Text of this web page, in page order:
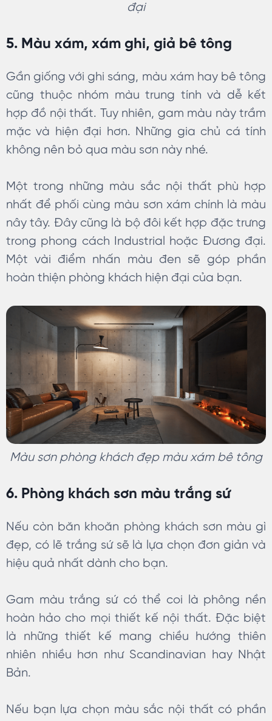
đại
5. Màu xám, xám ghi, giả bê tông
Gần giống với ghi sáng, màu xám hay bê tông
cũng thuộc nhóm màu trung tính và dễ kết
hợp đồ nội thất. Tuy nhiên, gam màu này trầm
mặc và hiện đại hơn. Những gia chủ cá tính
không nên bỏ qua màu sơn này nhé.
Một trong những màu sắc nội thất phù hợp
nhất để phối cùng màu sơn xám chính là màu
nây tây. Đây cũng là bộ đôi kết hợp đặc trưng
trong phong cách Industrial hoặc Đương đại.
Một vài điểm nhấn màu đen sẽ góp phần
hoàn thiện phòng khách hiện đại của bạn.
Màu sơn phòng khách đẹp màu xám bê tông
6. Phòng khách sơn màu trắng sứ
Nếu còn băn khoăn phòng khách sơn màu gì
đẹp, có lẽ trắng sứ sẽ là lựa chọn đơn giản và
hiệu quả nhất dành cho bạn.
Gam màu trắng sứ có thể coi là phông nền
hoàn hảo cho mọi thiết kế nội thất. Đặc biệt
là những thiết kế mang chiều hướng thiên
nhiên nhiều hơn như Scandinavian hay Nhật
Bản.
Nếu bạn lựa chọn màu sắc nội thất có phần